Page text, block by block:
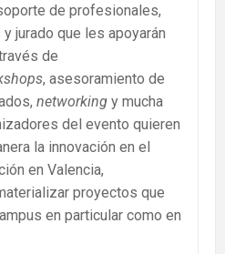
de profesionales,
jurado que les apoyarán
de
, asesoramiento de
networking y mucha
del evento quieren
la innovación en el
en Valencia,
proyectos que
en particular como en